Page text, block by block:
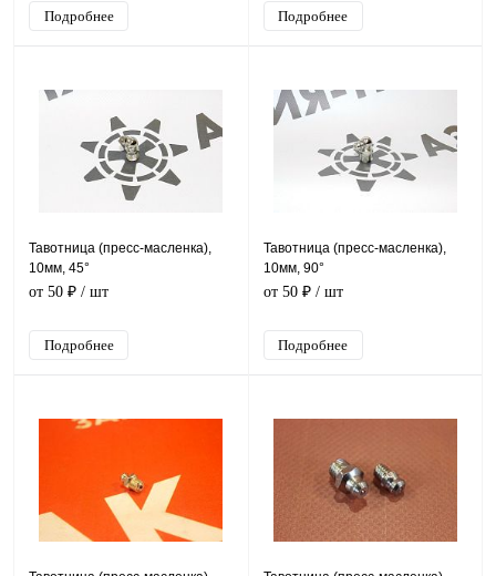
Подробнее Подробнее
Тавотница (пресс-масленка),
10мм, 45°
от 50 ₽ / шт
Подробнее
Тавотница (пресс-масленка),
10мм, 90°
от 50 ₽/ шт
Подробнее